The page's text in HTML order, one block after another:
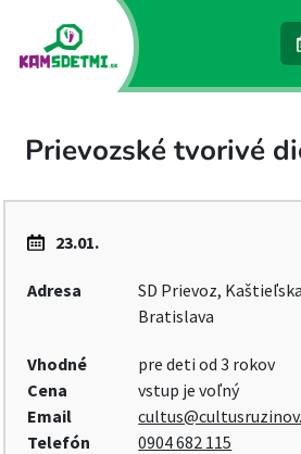
Prievozské tvorivé
23.01.
Adresa
SD Prievoz,
Bratislava
Vhodné
pre deti od 3 rokov
Cena
vstup je voľný
Email
Telefón
0904 682 115